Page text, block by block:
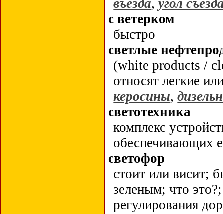
въезда,угол
с ветерком
быстро
светлые
(white products /
относят легкие
керосины,
светотехника
комплекс
обеспечивающих
светофор
стоит или висит;
зеленым; что
регулирования